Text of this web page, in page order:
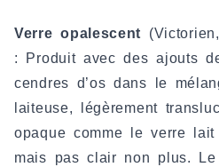
Verre opalescent
: Produit avec des ajouts
cendres d’os dans le
laiteuse, légèrement
opaque comme le verre
mais pas clair non plus.